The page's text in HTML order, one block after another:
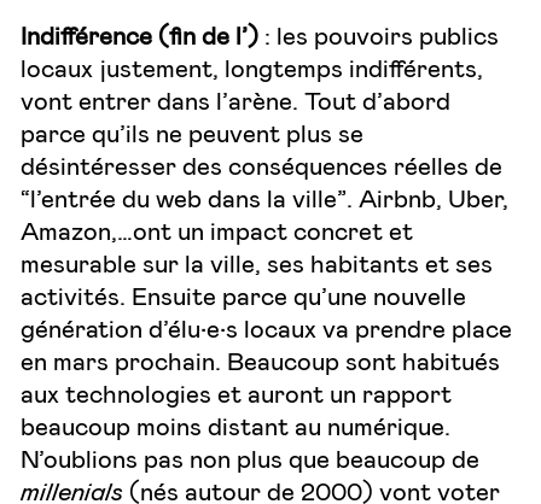
Indifférence (fin de l’) : les pouvoirs publics
locaux justement, longtemps indifférents,
vont entrer dans l’arène. Tout d’abord
parce qu’ils ne peuvent plus se
désintéresser des conséquences réelles de
“l’entrée du web dans la ville”. Airbnb, Uber,
Amazon,…ont un impact concret et
mesurable sur la ville, ses habitants et ses
activités. Ensuite parce qu’une nouvelle
génération d’élu•e•s locaux va prendre place
en mars prochain. Beaucoup sont habitués
aux technologies et auront un rapport
beaucoup moins distant au numérique.
N’oublions pas non plus que beaucoup de
millenials (nés autour de 2000) vont voter